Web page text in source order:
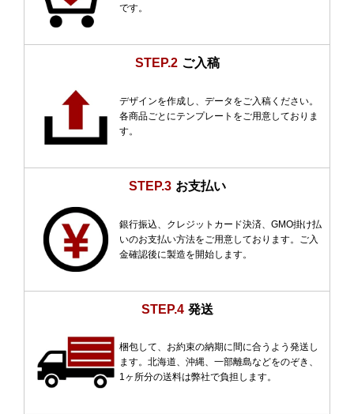
です。
STEP.2 ご入稿
デザインを作成し、データをご入稿ください。
各商品ごとにテンプレートをご用意しておりま
す。
STEP.3 お支払い
銀行振込、クレジットカード決済、GMO掛け払
いのお支払い方法をご用意しております。ご入
金確認後に製造を開始します。
STEP.4 発送
梱包して、お約束の納期に間に合うよう発送し
ます。北海道、沖縄、一部離島などをのぞき、
1ヶ所分の送料は弊社で負担します。